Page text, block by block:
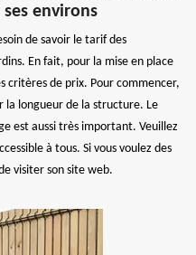
environs
de savoir le tarif des
En fait, pour la mise en place
critères de prix. Pour commencer,
la longueur de la structure. Le
est aussi très important. Veuillez
à tous. Si vous voulez des
visiter son site web.